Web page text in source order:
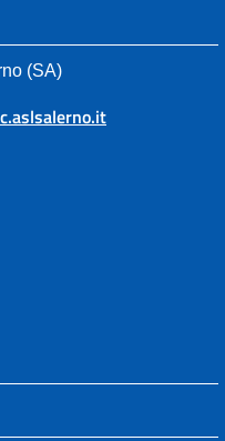
(SA)